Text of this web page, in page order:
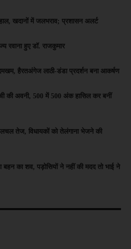
खदानों में जलभराव; प्रशासन अलर्ट
रवाना हुए डॉ. राजकुमार
हैरतअंगेज लाठी-डंडा प्रदर्शन बना आकर्षण
की अवनी, 500 में 500 अंक हासिल कर बनीं
तेज, विधायकों को तेलंगाना भेजने की
बहन का शव, पड़ोसियों ने नहीं की मदद तो भाई ने